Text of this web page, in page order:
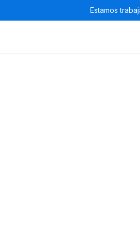
Estamos